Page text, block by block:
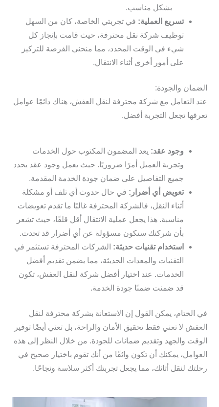
بشكل مناسب.
تسريع العملية: في تجربتي الخاصة، كان من السهل
توظيف شركة نقل محترفة، حيث قامت بإنجاز كل
شيء في الوقت المحدد، مما منحني الفرصة للتركيز
على أمور أخرى أثناء الانتقال.
الضمان والجودة:
عند التعامل مع شركة محترفة لنقل العفش، هناك دائمًا عوامل
تعرفها تجعل التجربة أفضل.
وجود عقد: يعد المضمون المكتوب حول الخدمات
وتجربة العميل أمرًا ضروريًا. حيث يعمل وجود عقد يحدد
جميع التفاصيل على ضمان جودة الخدمة المقدمة.
تعويض أي أضرار: في حال حدوث أي تلف أو مشكلة
أثناء النقل، فالشركة المحترفة غالبًا ما تقدم تعويضات
مناسبة. هذا يجعل عملية الانتقال أقل قلقًا، حيث تشعر
بأن شركتك ستكون مسؤولة عن أي أضرار قد تحدث.
استخدام تقنيات حديثة: الشركات المحترفة تستثمر في
التقنيات والمعدات الحديثة، مما يضمن تقديم أفضل
الخدمات. عند اختيار أفضل شركة لنقل العفش، تكون
قد ضمنت ضمنًا جودة الخدمة.
في الختام، يمكن القول إن الاستعانة بشركة محترفة لنقل
العفش لا تعني فقط تحقيق الأمان والراحة، بل تعني أيضًا توفير
الوقت والجهد وتقديم ضمانات للجودة. من خلال النظر إلى هذه
العوامل، يمكنك أن تكون واثقًا من أنك تقوم باختيار صحيح في
رحلتك لنقل أثاثك، مما يجعل تجربتك أكثر سلاسة ونجاحًا.